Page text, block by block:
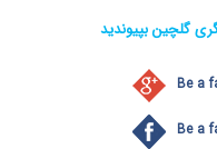
گلچین بپیوندید
Be a
Be a